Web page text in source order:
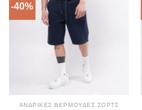
-40%
ΑΝΔΡΙΚΈΣ ΒΕΡΜΟΎΔΕΣ ΣΟΡΤΣ